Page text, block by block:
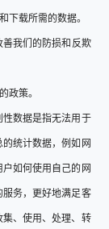
下载所需的数据。
我们的防损和反欺
政策。
数据是指无法用于
统计数据，例如网
如何使用自己的网
务，更好地满足客
、使用、处理、转